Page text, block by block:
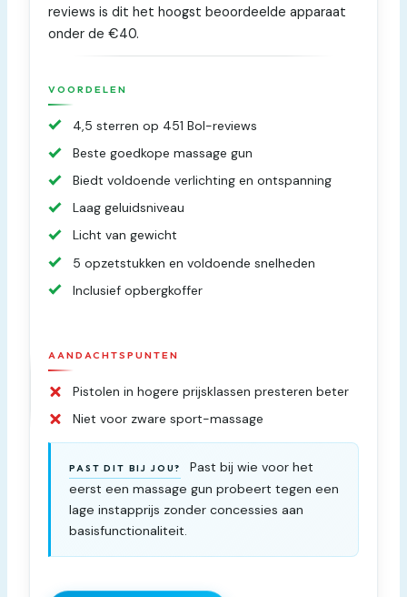
reviews is dit het hoogst beoordeelde apparaat
onder de €40.
VOORDELEN
4,5 sterren op 451 Bol-reviews
Beste goedkope massage gun
Biedt voldoende verlichting en ontspanning
Laag geluidsniveau
Licht van gewicht
5 opzetstukken en voldoende snelheden
Inclusief opbergkoffer
AANDACHTSPUNTEN
Pistolen in hogere prijsklassen presteren beter
Niet voor zware sport-massage
PAST DIT BIJ JOU?
Past bij wie voor het
eerst een massage gun probeert tegen een
lage instapprijs zonder concessies aan
basisfunctionaliteit.